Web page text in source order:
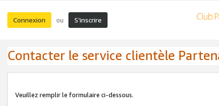
Connexion ou S’inscrire
Contacter le service clientèle
Veuillez remplir le formulaire ci-dessous.